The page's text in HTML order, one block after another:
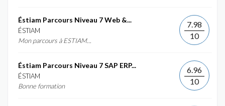
Éstiam Parcours Niveau 7 Web &...
ÉSTIAM
Mon parcours à ESTIAM...
7.98
10
Éstiam Parcours Niveau 7 SAP ERP...
ÉSTIAM
Bonne formation
6.96
10